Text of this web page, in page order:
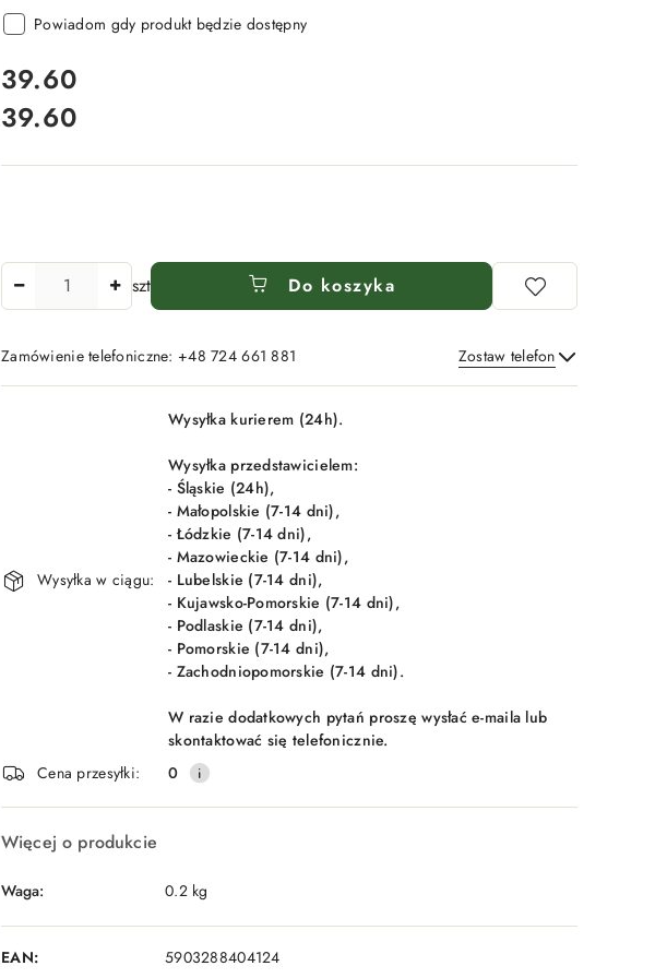
Powiadom gdy produkt będzie dostępny
cena:
39.60
Cena:
39.60
szt Do koszyka
Zamówienie telefoniczne: +48 724 661 881 Zostaw telefon
Wyślij
Wysyłka w ciągu:
Wysyłka kurierem (24h).
Wysyłka przedstawicielem:
- Śląskie (24h),
- Małopolskie (7-14 dni),
- Łódzkie (7-14 dni),
- Mazowieckie (7-14 dni),
- Lubelskie (7-14 dni),
- Kujawsko-Pomorskie (7-14 dni),
- Podlaskie (7-14 dni),
- Pomorskie (7-14 dni),
- Zachodniopomorskie (7-14 dni).
W razie dodatkowych pytań proszę wysłać e-maila lub
skontaktować się telefonicznie.
Cena przesyłki:
0
Więcej o produkcie
Waga: 0.2 kg
EAN: 5903288404124